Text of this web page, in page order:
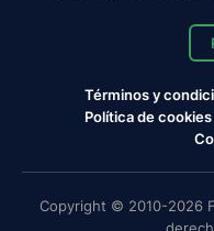
Términos y
Política de cookies
Copyright © 2010-2026